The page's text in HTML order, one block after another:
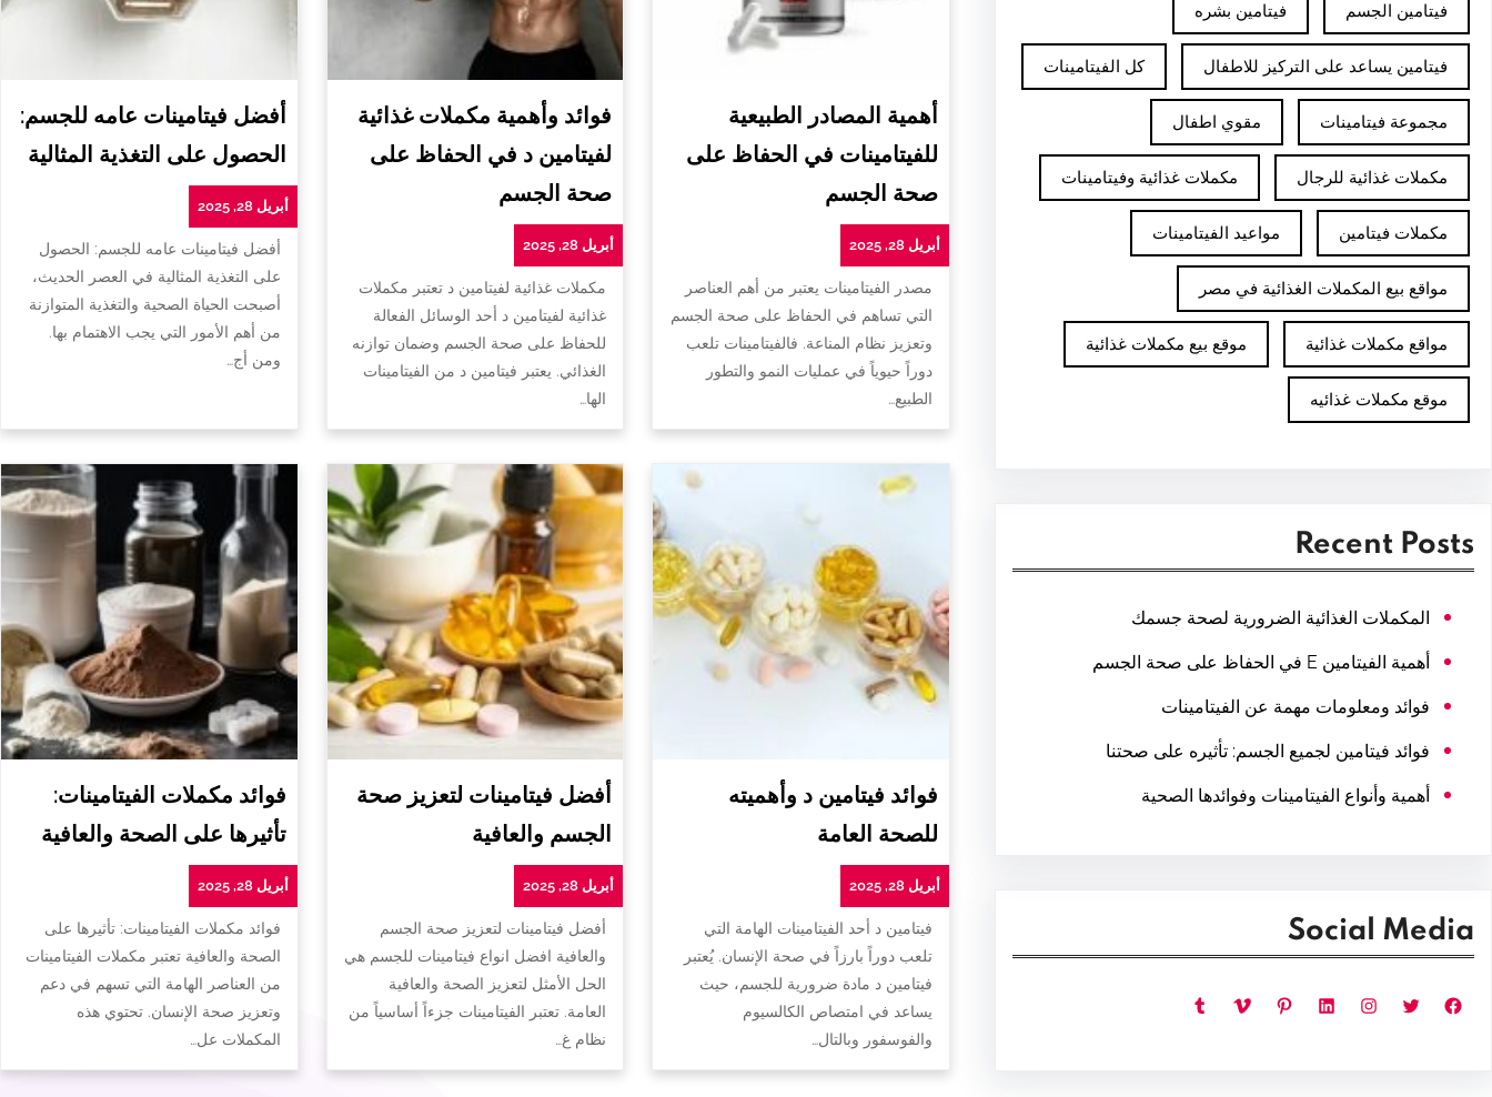
فيتامين الجسم فيتامين بشره
فيتامين يساعد على التركيز للاطفال كل الفيتامينات
مجموعة فيتامينات مقوي اطفال
مكملات غذائية للرجال مكملات غذائية وفيتامينات
مكملات فيتامين مواعيد الفيتامينات
مواقع بيع المكملات الغذائية في مصر
مواقع مكملات غذائية موقع بيع مكملات غذائية
موقع مكملات غذائيه
Recent Posts
المكملات الغذائية الضرورية لصحة جسمك
أهمية الفيتامين E في الحفاظ على صحة الجسم
فوائد ومعلومات مهمة عن الفيتامينات
فوائد فيتامين لجميع الجسم: تأثيره على صحتنا
أهمية وأنواع الفيتامينات وفوائدها الصحية
Social Media
فيسبوك تويتر إنستجرام لينكد إن بينتريست فيميو تمبلر
أهمية المصادر الطبيعية
للفيتامينات في الحفاظ على
صحة الجسم
أبريل 28, 2025
مصدر الفيتامينات يعتبر من أهم العناصر
التي تساهم في الحفاظ على صحة الجسم
وتعزيز نظام المناعة. فالفيتامينات تلعب
دوراً حيوياً في عمليات النمو والتطور
الطبيع…
فوائد وأهمية مكملات غذائية
لفيتامين د في الحفاظ على
صحة الجسم
أبريل 28, 2025
مكملات غذائية لفيتامين د تعتبر مكملات
غذائية لفيتامين د أحد الوسائل الفعالة
للحفاظ على صحة الجسم وضمان توازنه
الغذائي. يعتبر فيتامين د من الفيتامينات
الها…
أفضل فيتامينات عامه للجسم:
الحصول على التغذية المثالية
أبريل 28, 2025
أفضل فيتامينات عامه للجسم: الحصول
على التغذية المثالية في العصر الحديث،
أصبحت الحياة الصحية والتغذية المتوازنة
من أهم الأمور التي يجب الاهتمام بها.
ومن أج…
فوائد فيتامين د وأهميته
للصحة العامة
أبريل 28, 2025
فيتامين د أحد الفيتامينات الهامة التي
تلعب دوراً بارزاً في صحة الإنسان. يُعتبر
فيتامين د مادة ضرورية للجسم، حيث
يساعد في امتصاص الكالسيوم
والفوسفور وبالتال…
أفضل فيتامينات لتعزيز صحة
الجسم والعافية
أبريل 28, 2025
أفضل فيتامينات لتعزيز صحة الجسم
والعافية افضل انواع فيتامينات للجسم هي
الحل الأمثل لتعزيز الصحة والعافية
العامة. تعتبر الفيتامينات جزءاً أساسياً من
نظام غ…
فوائد مكملات الفيتامينات:
تأثيرها على الصحة والعافية
أبريل 28, 2025
فوائد مكملات الفيتامينات: تأثيرها على
الصحة والعافية تعتبر مكملات الفيتامينات
من العناصر الهامة التي تسهم في دعم
وتعزيز صحة الإنسان. تحتوي هذه
المكملات عل…